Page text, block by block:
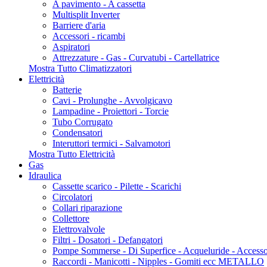
A pavimento - A cassetta
Multisplit Inverter
Barriere d'aria
Accessori - ricambi
Aspiratori
Attrezzature - Gas - Curvatubi - Cartellatrice
Mostra Tutto Climatizzatori
Elettricità
Batterie
Cavi - Prolunghe - Avvolgicavo
Lampadine - Proiettori - Torcie
Tubo Corrugato
Condensatori
Interuttori termici - Salvamotori
Mostra Tutto Elettricità
Gas
Idraulica
Cassette scarico - Pilette - Scarichi
Circolatori
Collari riparazione
Collettore
Elettrovalvole
Filtri - Dosatori - Defangatori
Pompe Sommerse - Di Superfice - Acqueluride -
Raccordi - Manicotti - Nipples - Gomiti ecc METALLO